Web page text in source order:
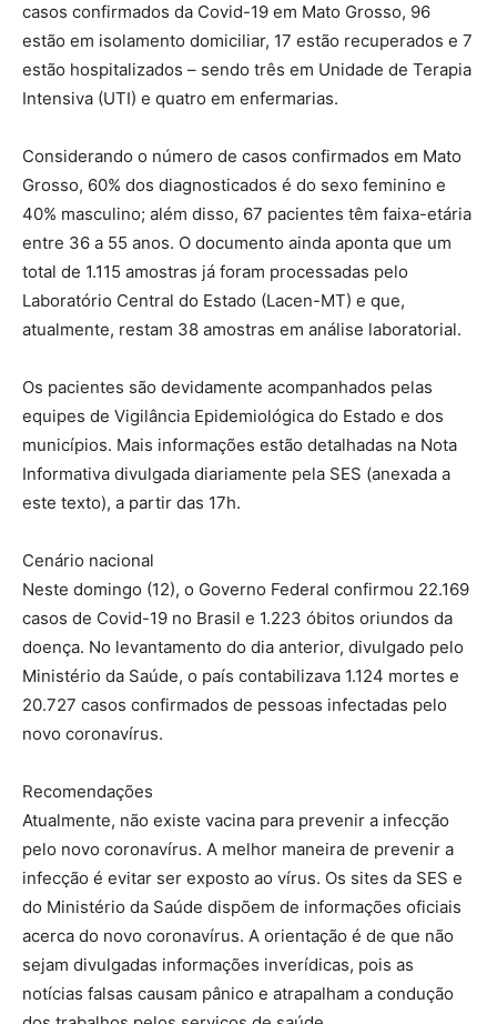
casos confirmados da Covid-19 em Mato Grosso, 96
estão em isolamento domiciliar, 17 estão recuperados e 7
estão hospitalizados – sendo três em Unidade de Terapia
Intensiva (UTI) e quatro em enfermarias.
Considerando o número de casos confirmados em Mato
Grosso, 60% dos diagnosticados é do sexo feminino e
40% masculino; além disso, 67 pacientes têm faixa-etária
entre 36 a 55 anos. O documento ainda aponta que um
total de 1.115 amostras já foram processadas pelo
Laboratório Central do Estado (Lacen-MT) e que,
atualmente, restam 38 amostras em análise laboratorial.
Os pacientes são devidamente acompanhados pelas
equipes de Vigilância Epidemiológica do Estado e dos
municípios. Mais informações estão detalhadas na Nota
Informativa divulgada diariamente pela SES (anexada a
este texto), a partir das 17h.
Cenário nacional
Neste domingo (12), o Governo Federal confirmou 22.169
casos de Covid-19 no Brasil e 1.223 óbitos oriundos da
doença. No levantamento do dia anterior, divulgado pelo
Ministério da Saúde, o país contabilizava 1.124 mortes e
20.727 casos confirmados de pessoas infectadas pelo
novo coronavírus.
Recomendações
Atualmente, não existe vacina para prevenir a infecção
pelo novo coronavírus. A melhor maneira de prevenir a
infecção é evitar ser exposto ao vírus. Os sites da SES e
do Ministério da Saúde dispõem de informações oficiais
acerca do novo coronavírus. A orientação é de que não
sejam divulgadas informações inverídicas, pois as
notícias falsas causam pânico e atrapalham a condução